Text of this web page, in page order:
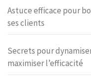
Astuce efficace pour
ses clients
Secrets pour
maximiser l’efficacité